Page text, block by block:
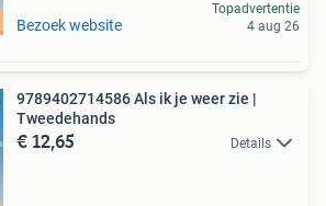
Bezoek website
Topadvertentie
4 aug 26
9789402714586 Als ik je weer zie |
Tweedehands
€ 12,65 Details